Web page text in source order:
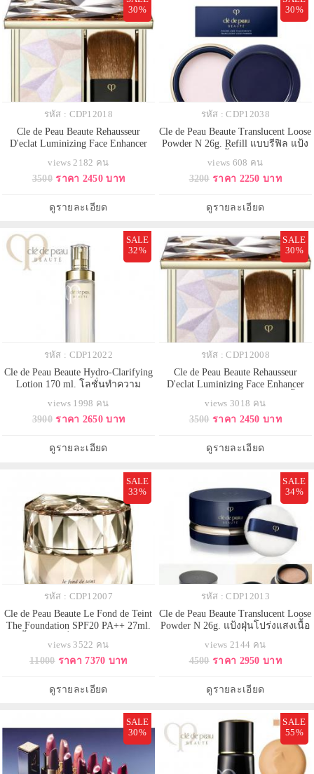
30%
รหัส : CDP12018
Cle de Peau Beaute Rehausseur
D'eclat Luminizing Face Enhancer
ใหม่ ที่ให้ความกระจ่างสดใสใน
ความเยือกเย็น สดชื่น เกิดจากการ
นท์ และชมพูลูกพีช เพื่อเป็นตัวแทน
แสงสว่างสดใส กับบ
views 2182 คน
3500 ราคา 2450 บาท
ดูรายละเอียด
30%
รหัส : CDP12038
Cle de Peau Beaute Translucent Loose
Powder N 26g. Refill แบบรีฟิล แป้ง
เนียนสนิทไปกับผิว ควบคุมความมัน
ผิวไม่แห้งกร้านพร้อมช่วยอำพรางริ้ว
นวลเนียน สม่ำเสมอ ดูเป็น
ธรรมชาติ ป้องกันไม่ให้เครื่องสำ
views 608 คน
3200 ราคา 2250 บาท
ดูรายละเอียด
SALE
32%
รหัส : CDP12022
Cle de Peau Beaute Hydro-Clarifying
Lotion 170 ml. โลชั่นทำความ
และผิวมัน ฟื้นฟูผิวให้กลับมาสดใส
อย่างไร้ที่ติ ช่วยให้ผิวกระจ่างใส
ภายใน ช่วยปกป้องผิวจากความแห้ง
กร้าน อุดมไปด้วยทรีตเมนต
views 1998 คน
3900 ราคา 2650 บาท
ดูรายละเอียด
SALE
30%
รหัส : CDP12008
Cle de Peau Beaute Rehausseur
D'eclat Luminizing Face Enhancer
นวัตกรรมที่มีเทคโนโลยีในการ
จัดการกับแสงเพื่อทำให้โครงหน้า
กระจ่างใส เพิ่มความงามตาม
ธรรมชาติของผิวด้วยการ
views 3018 คน
3500 ราคา 2450 บาท
ดูรายละเอียด
SALE
33%
รหัส : CDP12007
Cle de Peau Beaute Le Fond de Teint
The Foundation SPF20 PA++ 27ml.
ทุกแง่มุม คิดค้นพัฒนารุดหน้าไปอีก
ระดับด้วยการหลอมรวมสูตรผสม
งดงามตามธรรมชาติยาวนานตลอด
เวลา ด้วยเนื้อสัมผัสเนียน
views 3522 คน
11000 ราคา 7370 บาท
ดูรายละเอียด
SALE
34%
รหัส : CDP12013
Cle de Peau Beaute Translucent Loose
Powder N 26g. แป้งฝุ่นโปร่งแสงเนื้อ
ควบคุมความมัน ผิวไม่แห้งกร้าน
พร้อมช่วยอำพรางริ้วรอย มอบ
สม่ำเสมอ ดูเป็นธรรมชาติ ป้องกันไม่
ให้เครื่องสำอางลบเลือนระหว่า
views 2144 คน
4500 ราคา 2950 บาท
ดูรายละเอียด
SALE
30%
SALE
55%